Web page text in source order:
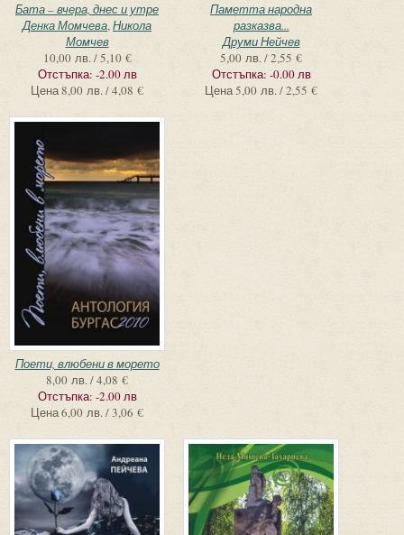
Бата – вчера, днес и утре
Денка Момчева,Никола
Момчев
10,00 лв. / 5,10 €
Отстъпка: -2.00 лв
Цена8,00 лв. / 4,08 €
Паметта народна
разказва...
Друми Нейчев
5,00 лв. / 2,55 €
Отстъпка: -0.00 лв
Цена5,00 лв. / 2,55 €
Поети, влюбени в морето
8,00 лв. / 4,08 €
Отстъпка: -2.00 лв
Цена6,00 лв. / 3,06 €